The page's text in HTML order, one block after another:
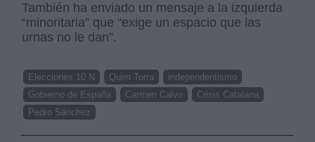
También ha enviado un mensaje a la izquierda
“minoritaria” que “exige un espacio que las
urnas no le dan”.
Elecciones 10 N Quim Torra
independentismo
Gobierno de España
Carmen Calvo
Crisis Catalana
Pedro Sánchez